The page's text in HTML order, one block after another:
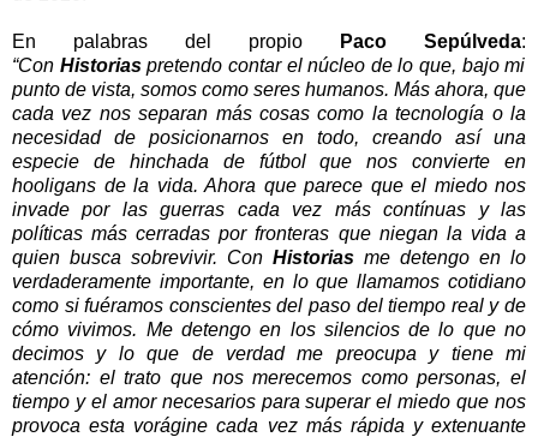
En palabras del propio Paco Sepúlveda:
“Con Historiaspretendo contar el núcleo de lo que, bajo mi
punto de vista, somos como seres humanos. Más ahora, que
cada vez nos separan más cosas como la tecnología o la
necesidad de posicionarnos en todo, creando así una
especie de hinchada de fútbol que nos convierte en
hooligans de la vida. Ahora que parece que el miedo nos
invade por las guerras cada vez más contínuas y las
políticas más cerradas por fronteras que niegan la vida a
quien busca sobrevivir. Con Historias me detengo en lo
verdaderamente importante, en lo que llamamos cotidiano
como si fuéramos conscientes del paso del tiempo real y de
cómo vivimos. Me detengo en los silencios de lo que no
decimos y lo que de verdad me preocupa y tiene mi
atención: el trato que nos merecemos como personas, el
tiempo y el amor necesarios para superar el miedo que nos
provoca esta vorágine cada vez más rápida y extenuante